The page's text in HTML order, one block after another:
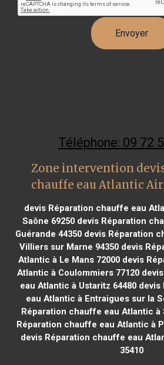
Téléphone: 09 72
Zone intervention
chauffe eau Atlantic
devis Réparation chauffe eau
Saône 69250 devis Réparation
Guérande 44350 devis Réparation
Villiers sur Marne 94350 devis
Atlantic à Le Mans 72000 devis
Atlantic à Coulommiers 77120devis
eau Atlantic à Ustaritz 64480devis
eau Atlantic à Entraigues sur la
Réparation chauffe eau Atlantic à
Réparation chauffe eau Atlantic à
devis Réparation chauffe eau
35410